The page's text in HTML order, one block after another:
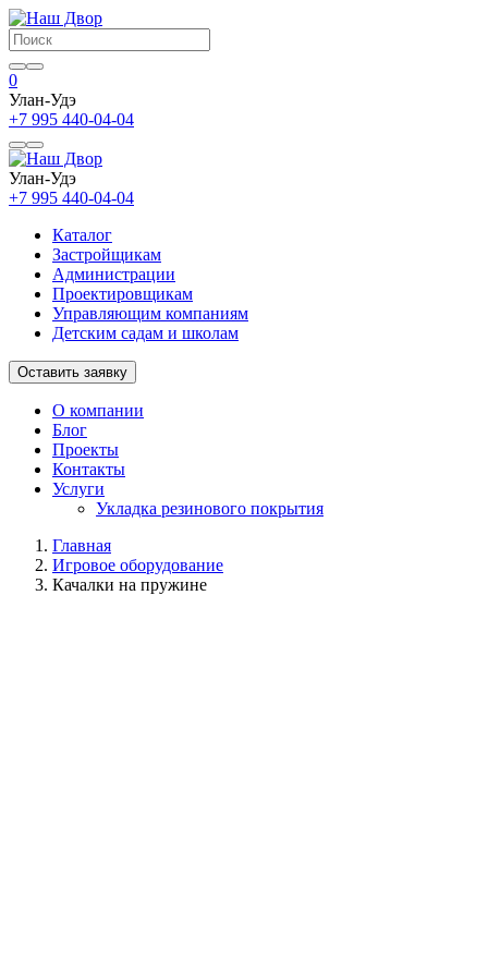
0
Улан-Удэ
+7 995 440-04-04
Улан-Удэ
+7 995 440-04-04
Каталог
Застройщикам
Администрации
Проектировщикам
Управляющим компаниям
Детским садам и школам
Оставить заявку
О компании
Блог
Проекты
Контакты
Услуги
Укладка резинового покрытия
Главная
Игровое оборудование
Качалки на пружине